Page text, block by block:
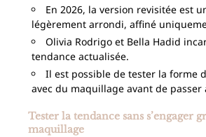
En 2026, la version revisitée est
légèrement arrondi, affiné
Olivia Rodrigo et Bella Hadid
tendance actualisée.
Il est possible de tester la forme
avec du maquillage avant de passer
Tester la tendance sans s’engager
maquillage